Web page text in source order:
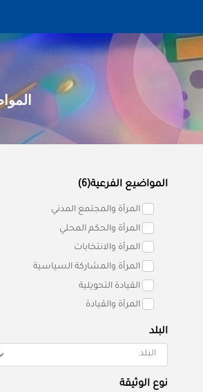
المواضيع الفرعية(6)
المرأة والمجتمع المدني
المرأة والحكم المحلي
المرأة والانتخابات
المرأة والمشاركة السياسية
القيادة التحويلية
المرأة والقيادة
البلد
نوع الوثيقة